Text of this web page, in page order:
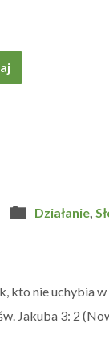
Działanie,
kto nie uchybia
Jakuba 3: 2